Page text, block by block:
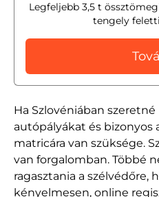
Ha Szlovéniában szeretné
autópályákat és bizonyos
matricára van szüksége.
van forgalomban. Többé
ragasztania a szélvédőre,
kényelmesen, online
Legfeljebb 3,5 t
tengely